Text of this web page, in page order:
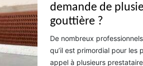
demande de
gouttière ?
De nombreux
qu’il est primordial pour les
appel à plusieurs